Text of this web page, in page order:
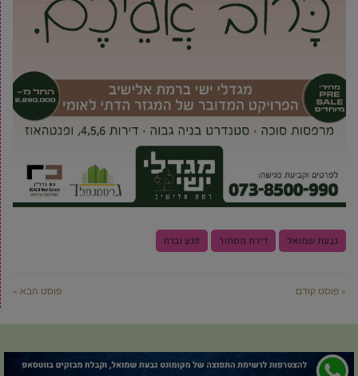
גבעת שמואל דירת מסתור פגע וברח
« פוסט קודם פוסט הבא »